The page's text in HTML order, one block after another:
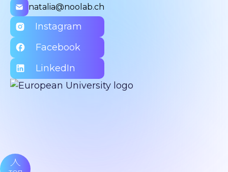
natalia@noolab.ch
Instagram
Facebook
LinkedIn